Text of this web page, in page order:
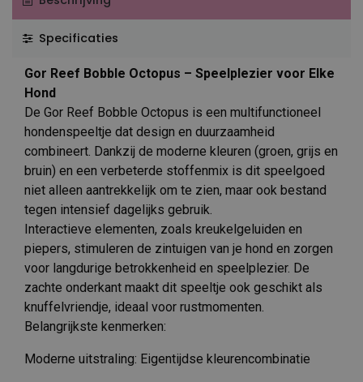
Specificaties
Gor Reef Bobble Octopus – Speelplezier voor Elke
Hond
De Gor Reef Bobble Octopus is een multifunctioneel
hondenspeeltje dat design en duurzaamheid
combineert. Dankzij de moderne kleuren (groen, grijs en
bruin) en een verbeterde stoffenmix is dit speelgoed
niet alleen aantrekkelijk om te zien, maar ook bestand
tegen intensief dagelijks gebruik.
Interactieve elementen, zoals kreukelgeluiden en
piepers, stimuleren de zintuigen van je hond en zorgen
voor langdurige betrokkenheid en speelplezier. De
zachte onderkant maakt dit speeltje ook geschikt als
knuffelvriendje, ideaal voor rustmomenten.
Belangrijkste kenmerken:
Moderne uitstraling: Eigentijdse kleurencombinatie